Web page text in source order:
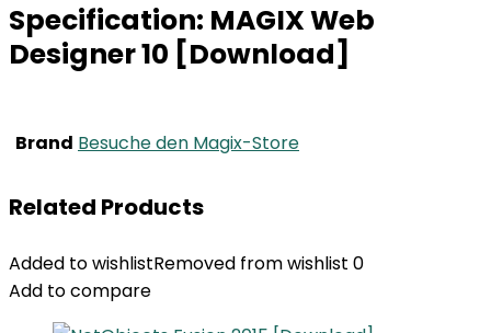
Specification: MAGIX Web
Designer 10 [Download]
Brand Besuche den Magix-Store
Related Products
Added to wishlistRemoved from wishlist 0
Add to compare